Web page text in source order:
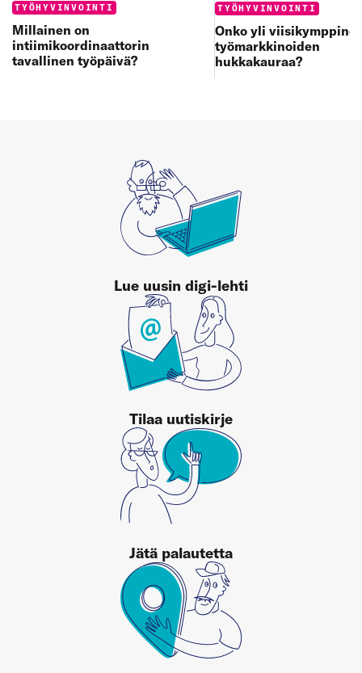
Categories:
TYÖHYVINVOINTI
Millainen on
intiimikoordinaattorin
tavallinen työpäivä?
Categories:
TYÖHYVINVOINTI
Onko yli
työmarkkinoiden
hukkakauraa?
Lue uusin digi-lehti
Tilaa uutiskirje
Jätä palautetta